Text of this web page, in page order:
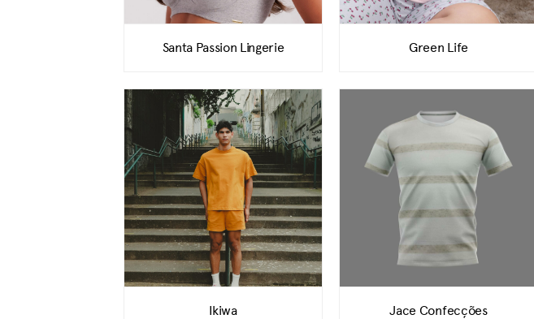
Santa Passion Lingerie Green Life
Ikiwa Jace Confecções